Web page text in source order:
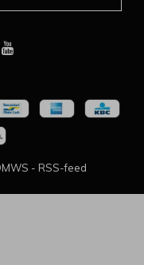
- RSS-feed